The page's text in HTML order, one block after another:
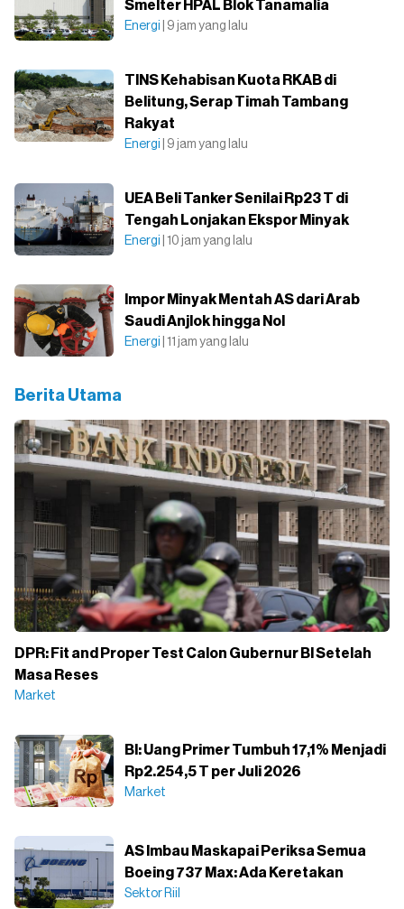
Smelter HPAL Blok Tanamalia
Energi | 9 jam yang lalu
TINS Kehabisan Kuota RKAB di
Belitung, Serap Timah Tambang
Rakyat
Energi | 9 jam yang lalu
UEA Beli Tanker Senilai Rp23 T di
Tengah Lonjakan Ekspor Minyak
Energi | 10 jam yang lalu
Impor Minyak Mentah AS dari Arab
Saudi Anjlok hingga Nol
Energi | 11 jam yang lalu
Berita Utama
DPR: Fit and Proper Test Calon Gubernur BI Setelah
Masa Reses
Market
BI: Uang Primer Tumbuh 17,1% Menjadi
Rp2.254,5 T per Juli 2026
Market
AS Imbau Maskapai Periksa Semua
Boeing 737 Max: Ada Keretakan
Sektor Riil